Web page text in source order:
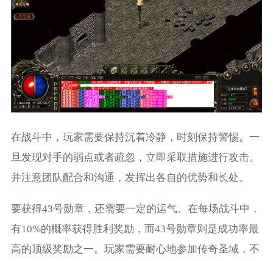
在战斗中，玩家需要保持沉着冷静，时刻保持警惕。一
旦发现对手的弱点或者疏忽，立即采取措施进行攻击。
并注意团队配合和沟通，发挥出各自的优势和长处。
要获得43号勋章，还需要一定的运气。在每场战斗中，
有10%的概率获得胜利奖励，而43号勋章则是成功率最
高的顶级奖励之一。玩家需要耐心地参加传奇圣域，不